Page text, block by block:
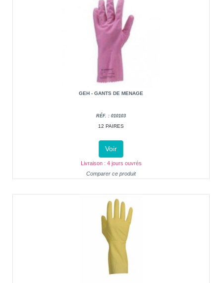
GEH - GANTS DE MENAGE
RÉF. : 010103
12 PAIRES
Voir
Livraison : 4 jours ouvrés
Comparer ce produit